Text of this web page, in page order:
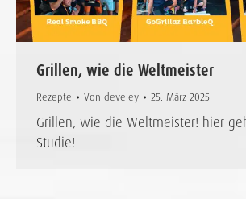
Grillen, wie die Weltmeister
Rezepte Von develey 25. März 2025
Grillen, wie die Weltmeister! hier
Studie!